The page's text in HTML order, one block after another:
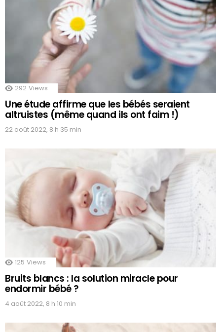
292 Views
Une étude affirme que les bébés seraient
altruistes (même quand ils ont faim !)
22 août 2022, 8 h 35 min
125 Views
Bruits blancs : la solution miracle pour
endormir bébé ?
4 août 2022, 8 h 10 min